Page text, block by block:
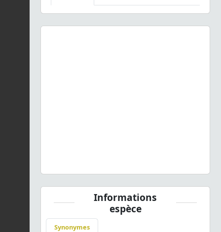
Informations
espèce
Synonymes